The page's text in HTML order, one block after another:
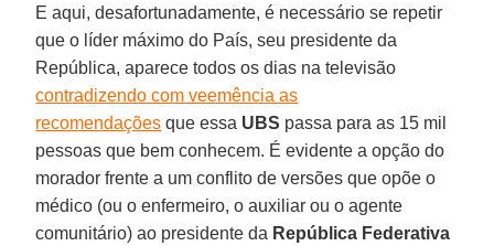
E aqui, desafortunadamente, é necessário se repetir
que o líder máximo do País, seu presidente da
República, aparece todos os dias na televisão
contradizendo com veemência as
recomendações que essa UBS passa para as 15 mil
pessoas que bem conhecem. É evidente a opção do
morador frente a um conflito de versões que opõe o
médico (ou o enfermeiro, o auxiliar ou o agente
comunitário) ao presidente da República Federativa